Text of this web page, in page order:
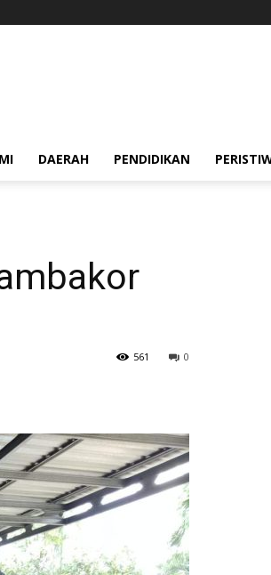
DAERAH PENDIDIKAN
0
561